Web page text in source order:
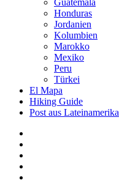
Guatemala
Honduras
Jordanien
Kolumbien
Marokko
Mexiko
Peru
Türkei
El Mapa
Hiking Guide
Post aus Lateinamerika